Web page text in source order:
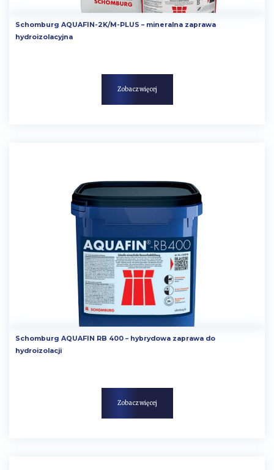
Schomburg AQUAFIN-2K/M-PLUS – mineralna zaprawa
hydroizolacyjna
Zobacz więcej
Schomburg AQUAFIN RB 400 – hybrydowa zaprawa do
hydroizolacji
Zobacz więcej